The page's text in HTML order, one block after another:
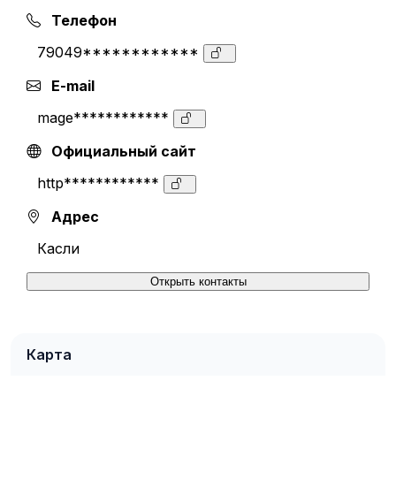
Телефон
79049************
E-mail
mage************
Официальный сайт
http************
Адрес
Касли
Открыть контакты
Карта